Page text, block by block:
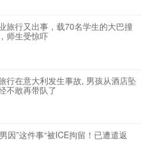
旅行又出事，载70名学生的大巴撞
师生受惊吓
行在意大利发生事故, 男孩从酒店坠
不敢再带队了
因”这件事“被ICE拘留！已遭遣返